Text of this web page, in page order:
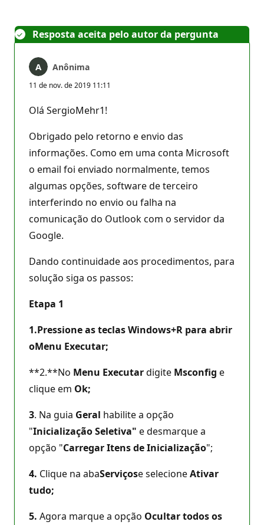
Resposta aceita pelo autor da pergunta
Anônima
11 de nov. de 2019 11:11
Olá SergioMehr1!
Obrigado pelo retorno e envio das
informações. Como em uma conta Microsoft
o email foi enviado normalmente, temos
algumas opções, software de terceiro
interferindo no envio ou falha na
comunicação do Outlook com o servidor da
Google.
Dando continuidade aos procedimentos, para
solução siga os passos:
Etapa 1
1.Pressione as teclasWindows+R para abrir
oMenu Executar;
**2.**No Menu Executardigite Msconfig e
clique em Ok;
3. Na guia Geral habilite a opção
"Inicialização Seletiva" e desmarque a
opção "Carregar Itens de Inicialização";
4. Clique na abaServiçose selecioneAtivar
tudo;
5. Agora marque a opção Ocultar todos os